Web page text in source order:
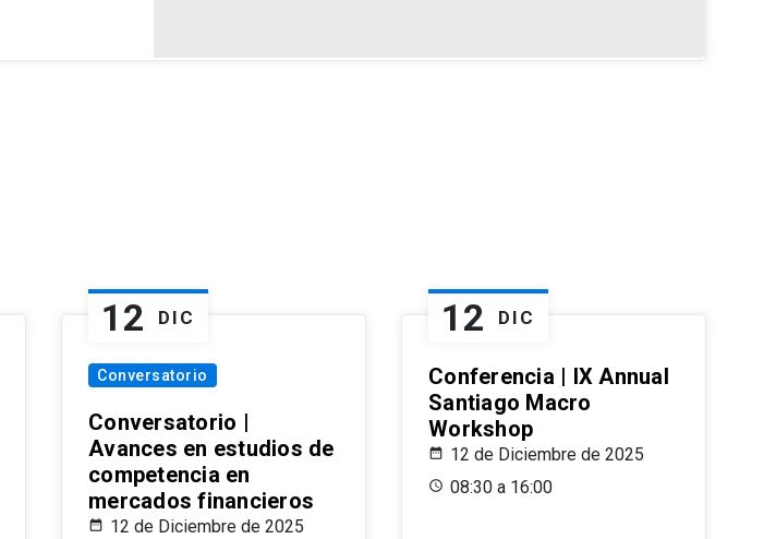
12 DIC
Conversatorio
Conversatorio |
Avances en estudios de
competencia en
mercados financieros
12 de Diciembre de 2025
12 DIC
Conferencia | IX Annual
Santiago Macro
Workshop
12 de Diciembre de 2025
08:30 a 16:00